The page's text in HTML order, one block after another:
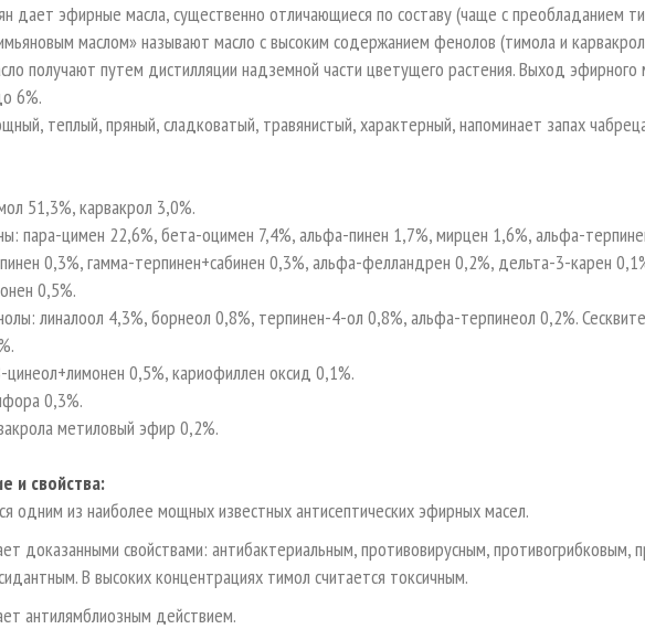
дает эфирные масла, существенно отличающиеся по составу (чаще с преобладанием
маслом» называют масло с высоким содержанием фенолов (тимола и
получают путем дистилляции надземной части цветущего растения. Выход
6%.
теплый, пряный, сладковатый, травянистый, характерный, напоминает запах
51,3%, карвакрол 3,0%.
пара-цимен 22,6%, бета-оцимен 7,4%, альфа-пинен 1,7%, мирцен 1,6%, альфа-
0,3%, гамма-терпинен+сабинен 0,3%, альфа-фелландрен 0,2%, дельта-3-карен
0,5%.
линалоол 4,3%, борнеол 0,8%, терпинен-4-ол 0,8%, альфа-терпинеол 0,2%.
0,5%, кариофиллен оксид 0,1%.
0,3%.
метиловый эфир 0,2%.
и свойства:
одним из наиболее мощных известных антисептических эфирных масел.
доказанными свойствами: антибактериальным, противовирусным, противогрибковым,
В высоких концентрациях тимол считается токсичным.
антилямблиозным действием.